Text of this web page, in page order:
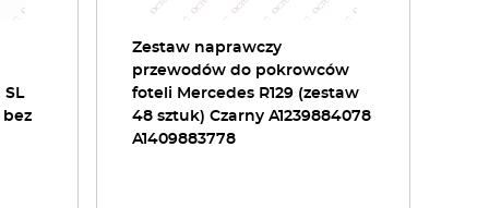
bez
Zestaw naprawczy
przewodów do pokrowców
foteli Mercedes R129 (zestaw
48 sztuk) Czarny A1239884078
A1409883778